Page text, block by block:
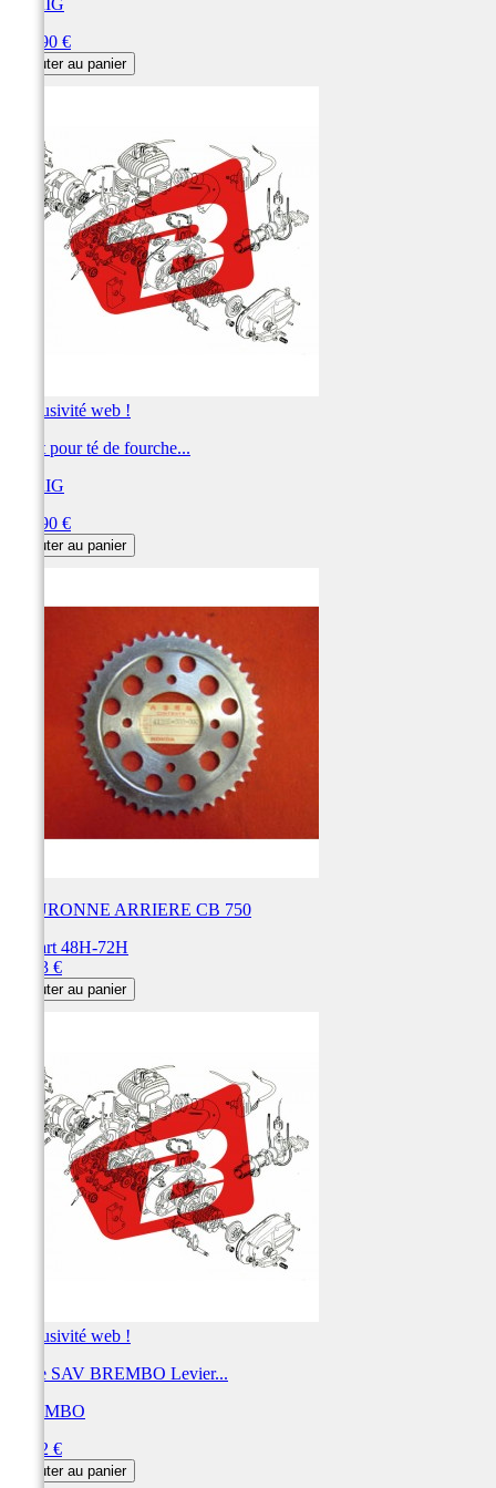
XTRIG
102,90 €
Ajouter au panier
Exclusivité web !
Pivot pour té de fourche...
XTRIG
102,90 €
Ajouter au panier
COURONNE ARRIERE CB 750
Départ 48H-72H
95,83 €
Ajouter au panier
Exclusivité web !
Pièce SAV BREMBO Levier...
BREMBO
90,42 €
Ajouter au panier